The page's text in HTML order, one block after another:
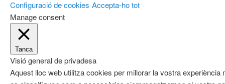
Configuració de cookies Accepta-ho tot
Manage consent
Tanca
Visió general de privadesa
Aquest lloc web utilitza cookies per millorar la vostra